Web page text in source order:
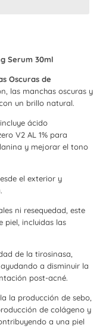
Serum 30ml
Oscuras de
las manchas oscuras y
un brillo natural.
ácido
V2 AL 1% para
y mejorar el tono
el exterior y
ni resequedad, este
piel, incluidas las
de la tirosinasa,
a disminuir la
post-acné.
la producción de sebo,
de colágeno y
a una piel